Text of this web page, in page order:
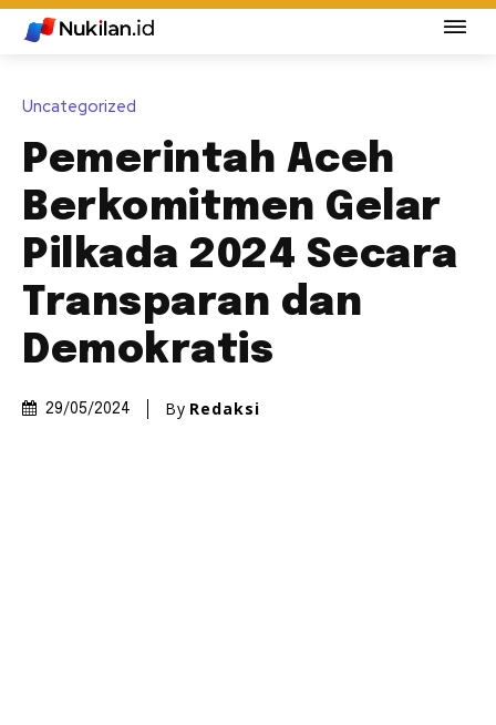
Uncategorized
Pemerintah Aceh
Berkomitmen Gelar
Pilkada 2024 Secara
Transparan dan
Demokratis
29/05/2024 By Redaksi